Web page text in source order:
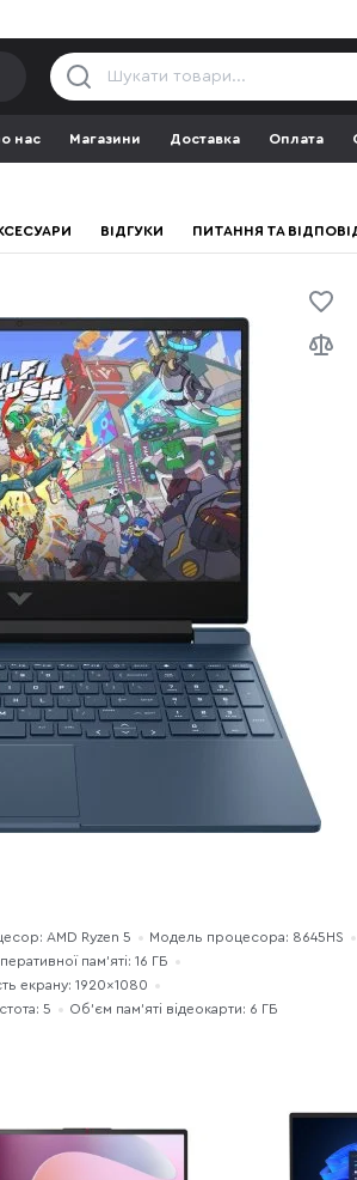
нас Магазини Доставка Оплата
ВІДГУКИ ПИТАННЯ ТА
AMD Ryzen 5
Модель процесора: 8645HS
пам’яті: 16 ГБ
екрану: 1920×1080
5 Об’єм пам’яті відеокарти: 6 ГБ